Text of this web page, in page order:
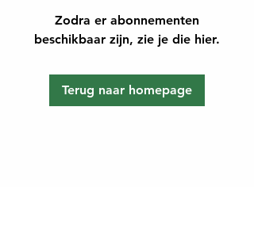
Zodra er abonnementen
beschikbaar zijn, zie je die hier.
Terug naar homepage